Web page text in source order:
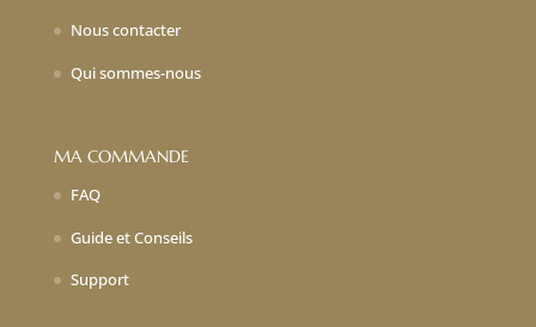
Nous contacter
Qui sommes-nous
MA COMMANDE
FAQ
Guide et Conseils
Support